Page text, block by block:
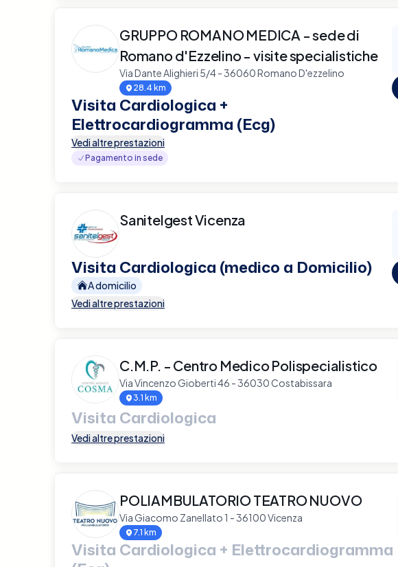
GRUPPO ROMANO MEDICA - sede di
Romano d'Ezzelino - visite specialistiche
Via Dante Alighieri 5/4 - 36060 Romano D'ezzelino
28.4 km
Visita Cardiologica +
Elettrocardiogramma (Ecg)
Vedi altre prestazioni
Pagamento in sede
Sanitelgest Vicenza
Visita Cardiologica (medico a Domicilio)
A domicilio
Vedi altre prestazioni
C.M.P. - Centro Medico Polispecialistico
Via Vincenzo Gioberti 46 - 36030 Costabissara
3.1 km
Visita Cardiologica
Vedi altre prestazioni
POLIAMBULATORIO TEATRO NUOVO
Via Giacomo Zanellato 1 - 36100 Vicenza
7.1 km
Visita Cardiologica + Elettrocardiogramma